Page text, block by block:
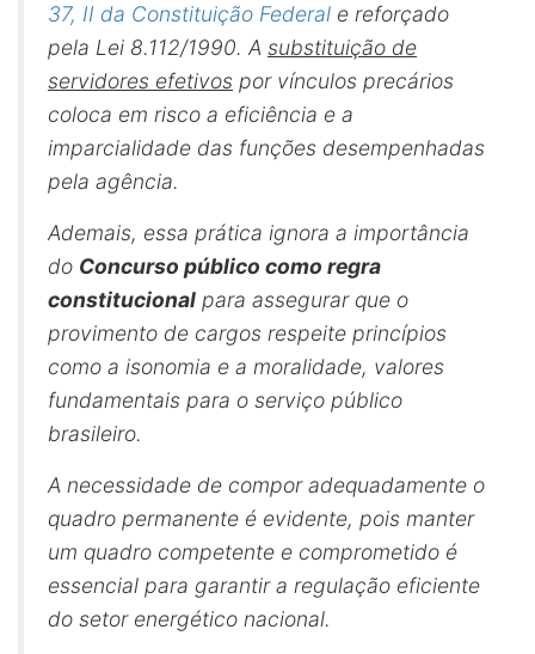
37, II da Constituição Federal e reforçado
pela Lei 8.112/1990. A substituição de
servidores efetivos por vínculos precários
coloca em risco a eficiência e a
imparcialidade das funções desempenhadas
pela agência.
Ademais, essa prática ignora a importância
do Concurso público como regra
constitucional para assegurar que o
provimento de cargos respeite princípios
como a isonomia e a moralidade, valores
fundamentais para o serviço público
brasileiro.
A necessidade de compor adequadamente o
quadro permanente é evidente, pois manter
um quadro competente e comprometido é
essencial para garantir a regulação eficiente
do setor energético nacional.